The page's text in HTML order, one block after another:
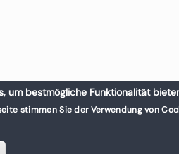
um bestmögliche Funktionalität
stimmen Sie der Verwendung von